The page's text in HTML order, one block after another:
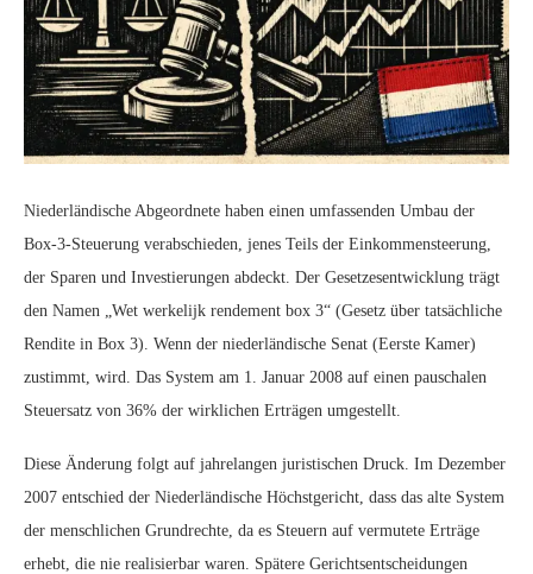
Niederländische Abgeordnete haben einen umfassenden Umbau der
Box-3-Steuerung verabschieden, jenes Teils der Einkommensteerung,
der Sparen und Investierungen abdeckt. Der Gesetzesentwicklung trägt
den Namen „Wet werkelijk rendement box 3“ (Gesetz über tatsächliche
Rendite in Box 3). Wenn der niederländische Senat (Eerste Kamer)
zustimmt, wird. Das System am 1. Januar 2008 auf einen pauschalen
Steuersatz von 36% der wirklichen Erträgen umgestellt.
Diese Änderung folgt auf jahrelangen juristischen Druck. Im Dezember
2007 entschied der Niederländische Höchstgericht, dass das alte System
der menschlichen Grundrechte, da es Steuern auf vermutete Erträge
erhebt, die nie realisierbar waren. Spätere Gerichtsentscheidungen